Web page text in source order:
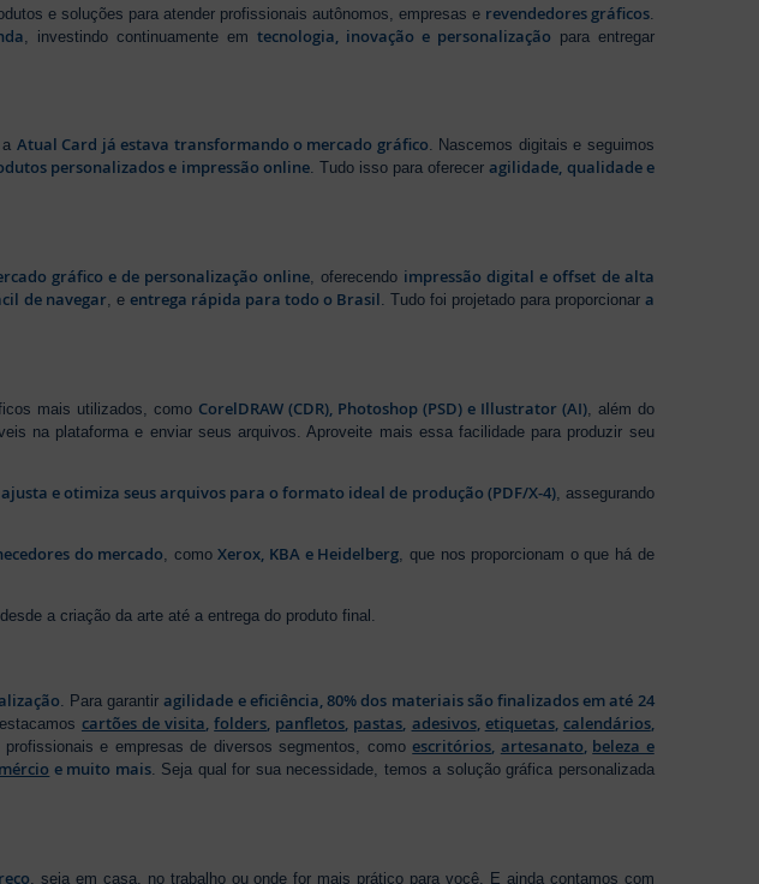
e soluções para atender profissionais autônomos, empresas e revendedores gráficos.
, investindo continuamente em tecnologia, inovação e personalização para entregar
Atual Card já estava transformando o mercado gráfico. Nascemos digitais e seguimos
personalizados e impressão online. Tudo isso para ofereceragilidade, qualidade e
gráfico e de personalização online, oferecendo impressão digital e offset de alta
de navegar, e entrega rápida para todo o Brasil. Tudo foi projetado para proporcionar a
mais utilizados, como CorelDRAW (CDR), Photoshop (PSD) e Illustrator (AI), além do
na plataforma e enviar seus arquivos. Aproveite mais essa facilidade para produzir seu
ajusta e otimiza seus arquivos para o formato ideal de produção (PDF/X-4), assegurando
do mercado , comoXerox, KBA e Heidelberg , que nos proporcionam o que há de
a criação da arte até a entrega do produto final.
. Para garantiragilidade e eficiência, 80% dos materiais são finalizados em até 24
cartões de visita,folders, panfletos, pastas, adesivos, etiquetas, calendários,
profissionais e empresas de diversos segmentos, comoescritórios, artesanato, beleza e
e muito mais. Seja qual for sua necessidade, temos a solução gráfica personalizada
, seja em casa, no trabalho ou onde for mais prático para você. E ainda contamos com